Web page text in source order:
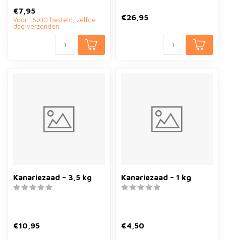
€7,95
Voor 16:00 besteld, zelfde
dag verzonden.
€26,95
Kanariezaad – 3,5 kg
€10,95
Kanariezaad – 1 kg
€4,50